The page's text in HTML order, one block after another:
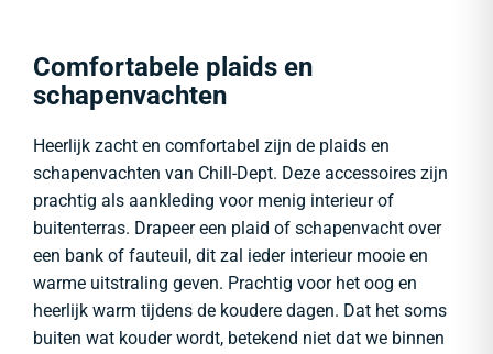
Comfortabele plaids en
schapenvachten
Heerlijk zacht en comfortabel zijn de plaids en
schapenvachten van Chill-Dept. Deze accessoires zijn
prachtig als aankleding voor menig interieur of
buitenterras. Drapeer een plaid of schapenvacht over
een bank of fauteuil, dit zal ieder interieur mooie en
warme uitstraling geven. Prachtig voor het oog en
heerlijk warm tijdens de koudere dagen. Dat het soms
buiten wat kouder wordt, betekend niet dat we binnen